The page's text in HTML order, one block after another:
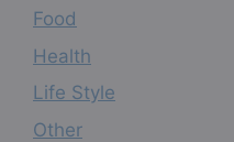
Food
Health
Life Style
Other